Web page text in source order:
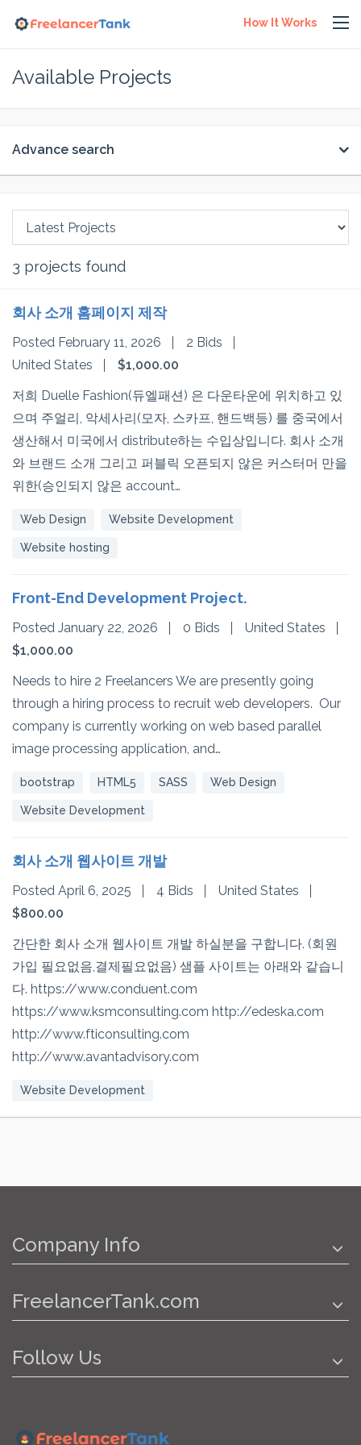
How It Works
Available Projects
Advance search
3 projects found
회사 소개 홈페이지 제작
Posted February 11, 2026
2 Bids
United States
$1,000.00
저희 Duelle Fashion(듀엘패션) 은 다운타운에 위치하고 있
으며 주얼리, 악세사리(모자, 스카프, 핸드백등) 를 중국에서
생산해서 미국에서 distribute하는 수입상입니다. 회사 소개
와 브랜드 소개 그리고 퍼블릭 오픈되지 않은 커스터머 만을
위한(승인되지 않은 account…
Web Design Website Development
Website hosting
Front-End Development Project.
Posted January 22, 2026 0 Bids
United States
$1,000.00
Needs to hire 2 Freelancers We are presently going
through a hiring process to recruit web developers. Our
company is currently working on web based parallel
image processing application, and…
bootstrap HTML5 SASS Web Design
Website Development
회사 소개 웹사이트 개발
Posted April 6, 2025 4 Bids
United States
$800.00
간단한 회사 소개 웹사이트 개발 하실분을 구합니다. (회원
가입 필요없음,결제필요없음) 샘플 사이트는 아래와 같습니
다. https://www.conduent.com
https://www.ksmconsulting.com http://edeska.com
http://www.fticonsulting.com
http://www.avantadvisory.com
Website Development
Company Info
FreelancerTank.com
Follow Us